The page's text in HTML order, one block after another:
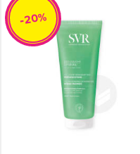
-20%